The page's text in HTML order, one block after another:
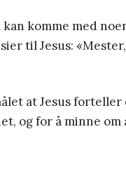
komme med
til Jesus:
at Jesus
og for å minne